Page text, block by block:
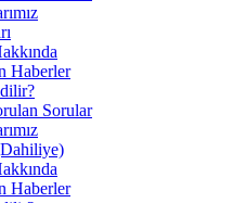
Haberler
Sorular
Haberler